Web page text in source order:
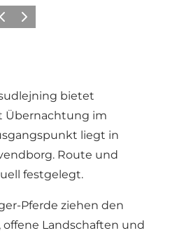
Weiter
bietet
Übernachtung im
liegt in
Route und
festgelegt.
Pferde ziehen den
Landschaften und